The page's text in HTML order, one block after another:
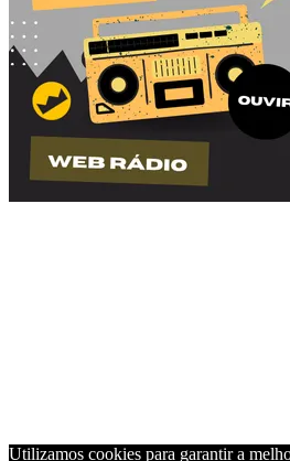
Utilizamos cookies para garantir a